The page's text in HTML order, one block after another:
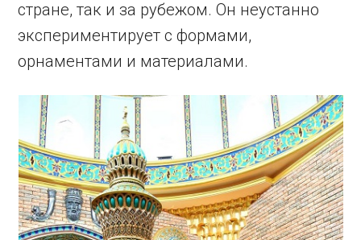
стране, так и за рубежом. Он неустанно
экспериментирует с формами,
орнаментами и материалами.